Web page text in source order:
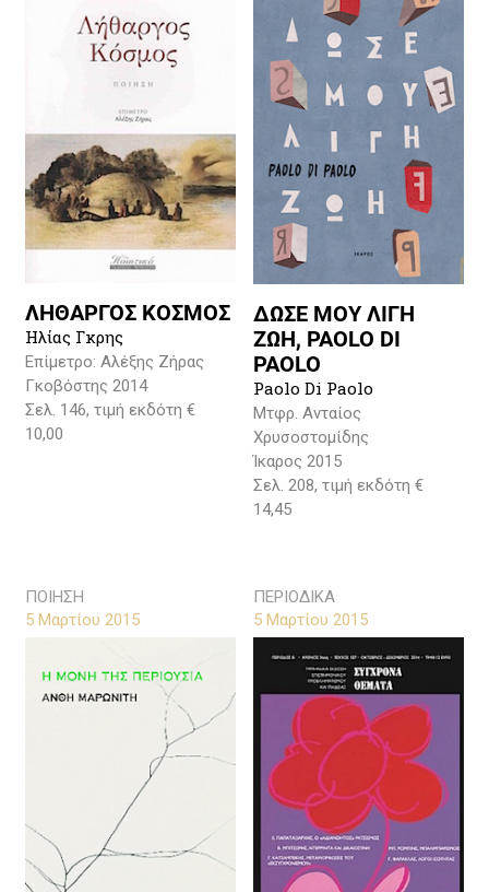
ΛΗΘΑΡΓΟΣ ΚΟΣΜΟΣ
Ηλίας Γκρης
Επίμετρο: Αλέξης Ζήρας
Γκοβόστης 2014
Σελ. 146, τιμή εκδότη €
10,00
ΔΩΣΕ ΜΟΥ ΛΙΓΗ
ΖΩΗ, PAOLO DI
PAOLO
Paolo Di Paolo
Μτφρ. Ανταίος
Χρυσοστομίδης
Ίκαρος 2015
Σελ. 208, τιμή εκδότη €
14,45
ΠΟΙΗΣΗ
5 Μαρτίου 2015
ΠΕΡΙΟΔΙΚΑ
5 Μαρτίου 2015